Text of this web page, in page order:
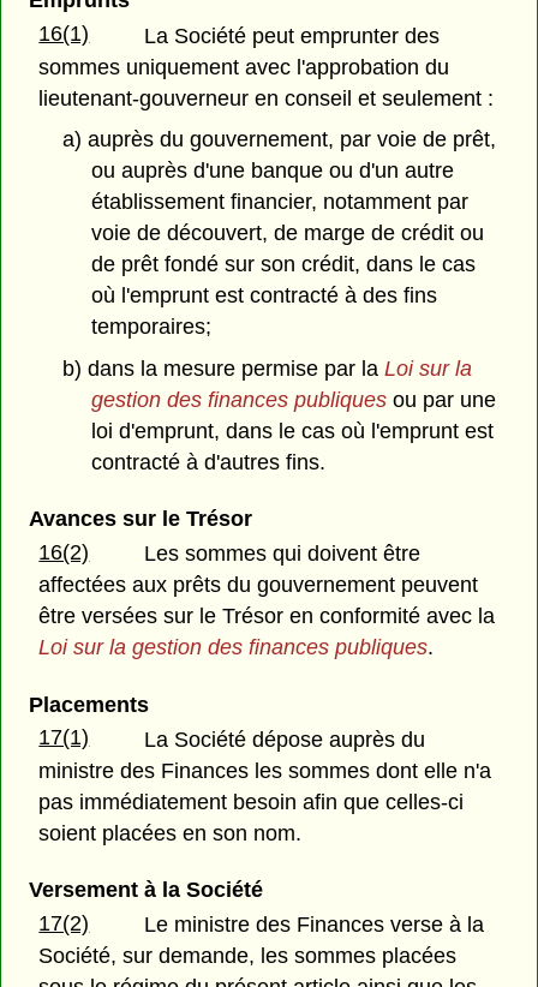
16(1)
La Société peut emprunter des
sommes uniquement avec l'approbation du
lieutenant-gouverneur en conseil et seulement :
a) auprès du gouvernement, par voie de prêt,
ou auprès d'une banque ou d'un autre
établissement financier, notamment par
voie de découvert, de marge de crédit ou
de prêt fondé sur son crédit, dans le cas
où l'emprunt est contracté à des fins
temporaires;
b) dans la mesure permise par la Loi sur la
gestion des finances publiques ou par une
loi d'emprunt, dans le cas où l'emprunt est
contracté à d'autres fins.
Avances sur le Trésor
16(2)
Les sommes qui doivent être
affectées aux prêts du gouvernement peuvent
être versées sur le Trésor en conformité avec la
Loi sur la gestion des finances publiques.
Placements
17(1)
La Société dépose auprès du
ministre des Finances les sommes dont elle n'a
pas immédiatement besoin afin que celles-ci
soient placées en son nom.
Versement à la Société
17(2)
Le ministre des Finances verse à la
Société, sur demande, les sommes placées